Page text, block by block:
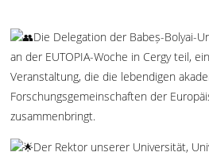
Die Delegation der Babeș-Bolyai-
an der EUTOPIA-Woche in Cergy teil,
Veranstaltung, die die lebendigen
Forschungsgemeinschaften der
zusammenbringt.
Der Rektor unserer Universität,